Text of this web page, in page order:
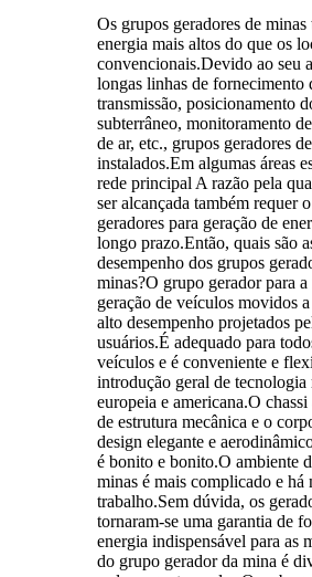
Os grupos geradores de
energia mais altos do que os
convencionais.Devido ao seu
longas linhas de fornecimento
transmissão, posicionamento
subterrâneo, monitoramento
de ar, etc., grupos geradores
instalados.Em algumas áreas
rede principal A razão pela
ser alcançada também requer
geradores para geração de
longo prazo.Então, quais são
desempenho dos grupos
minas?O grupo gerador para
geração de veículos movidos
alto desempenho projetados
usuários.É adequado para
veículos e é conveniente e
introdução geral de tecnologia
europeia e americana.O
de estrutura mecânica e o
design elegante e
é bonito e bonito.O ambiente
minas é mais complicado e
trabalho.Sem dúvida, os
tornaram-se uma garantia de
energia indispensável para as
do grupo gerador da mina é